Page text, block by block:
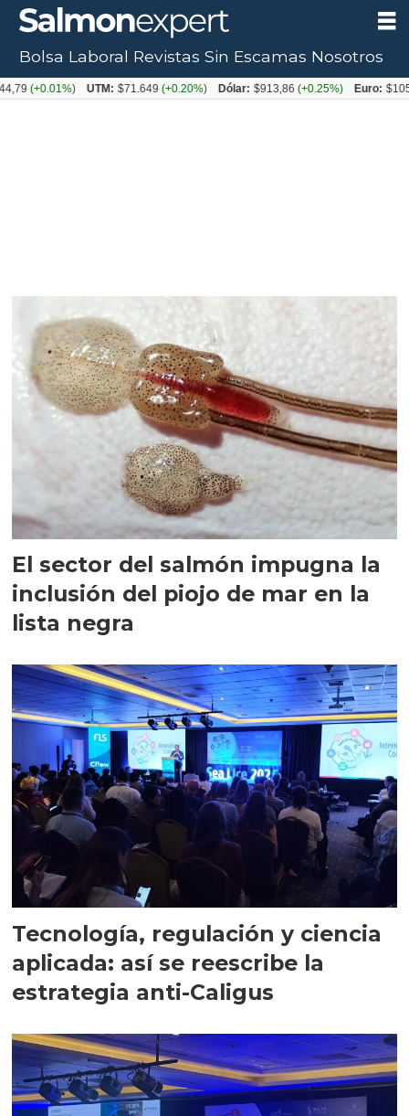
Tag:
El sector del salmón impugna la
inclusión del piojo de mar en la
lista negra
Tecnología, regulación y ciencia
aplicada: así se reescribe la
estrategia anti-Caligus
Bolsa Laboral Revistas Sin Escamas Nosotros
UTM: $71.649 (+0.20%) Dólar: $913,86 (+0.25%) Euro: $1053,08(-0.03%)